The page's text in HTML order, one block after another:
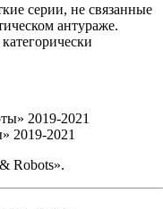
серии, не связанные
антураже.
2019-2021
Robots».